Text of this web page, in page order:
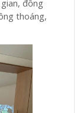
đồng
thoáng,